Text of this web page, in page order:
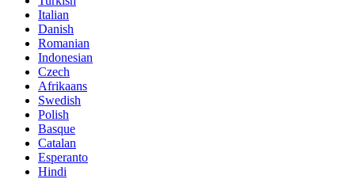
Italian
Danish
Romanian
Indonesian
Czech
Afrikaans
Swedish
Polish
Basque
Catalan
Esperanto
Hindi